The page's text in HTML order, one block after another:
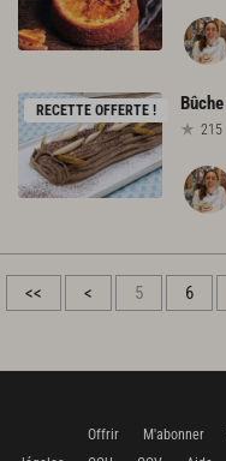
RECETTE OFFERTE ! Bûche
215
<< < 5 6
Offrir M'abonner